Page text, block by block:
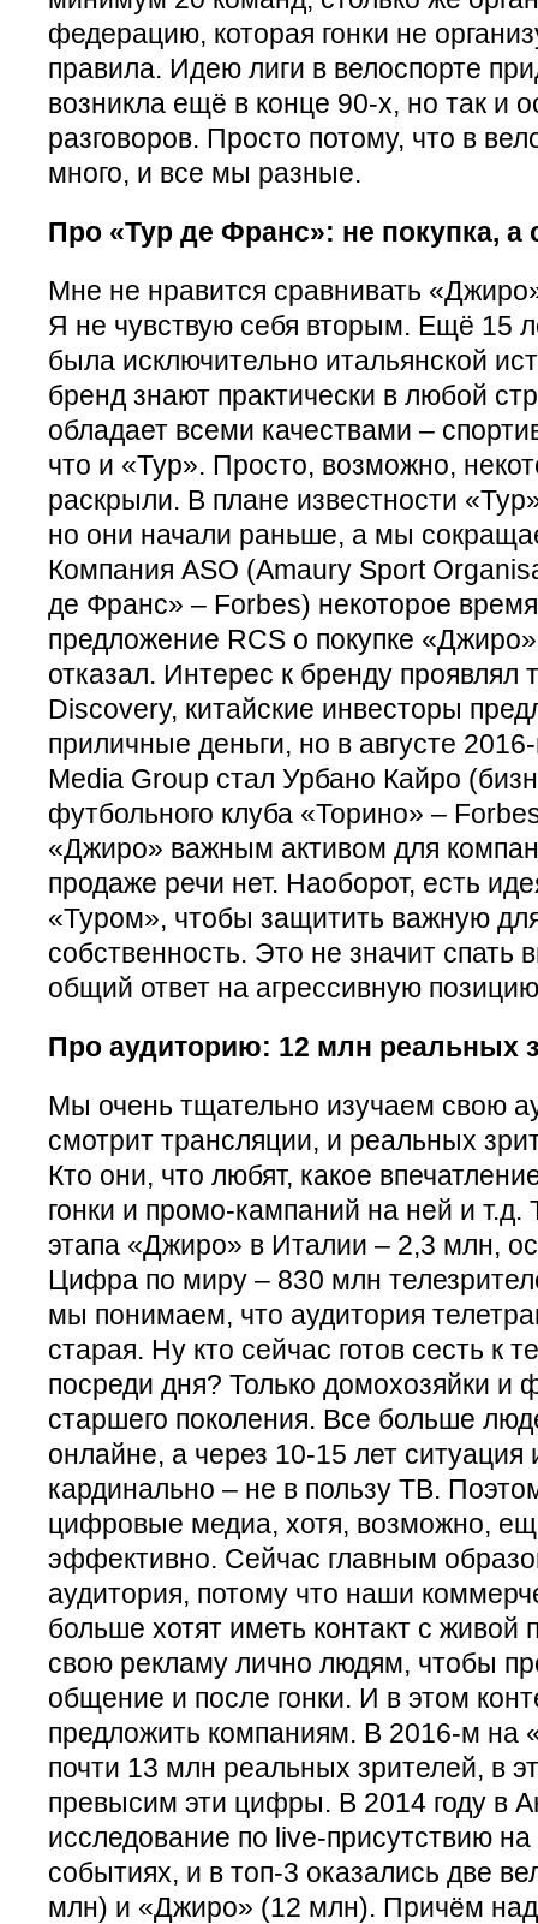
федерацию, которая гонки не
правила. Идею лиги в велоспорте
возникла ещё в конце 90-х, но так и
разговоров. Просто потому, что в
много, и все мы разные.
Про «Тур де Франс»: не покупка, а
Мне не нравится сравнивать
Я не чувствую себя вторым. Ещё 15
была исключительно итальянской
бренд знают практически в любой
обладает всеми качествами –
что и «Тур». Просто, возможно,
раскрыли. В плане известности
но они начали раньше, а мы
Компания ASO (Amaury Sport
де Франс» – Forbes) некоторое
предложение RCS о покупке
отказал. Интерес к бренду проявлял
Discovery, китайские инвесторы
приличные деньги, но в августе
Media Group стал Урбано Кайро
футбольного клуба «Торино» –
«Джиро» важным активом для
продаже речи нет. Наоборот, есть
«Туром», чтобы защитить важную
собственность. Это не значит спать
общий ответ на агрессивную
Про аудиторию: 12 млн реальных
Мы очень тщательно изучаем свою
смотрит трансляции, и реальных
Кто они, что любят, какое
гонки и промо-кампаний на ней и т.д.
этапа «Джиро» в Италии – 2,3 млн,
Цифра по миру – 830 млн
мы понимаем, что аудитория
старая. Ну кто сейчас готов сесть к
посреди дня? Только домохозяйки и
старшего поколения. Все больше
онлайне, а через 10-15 лет ситуация
кардинально – не в пользу ТВ.
цифровые медиа, хотя, возможно,
эффективно. Сейчас главным
аудитория, потому что наши
больше хотят иметь контакт с живой
свою рекламу лично людям, чтобы
общение и после гонки. И в этом
предложить компаниям. В 2016-м на
почти 13 млн реальных зрителей, в
превысим эти цифры. В 2014 году в
исследование по live-присутствию
событиях, и в топ-3 оказались две
млн) и «Джиро» (12 млн). Причём